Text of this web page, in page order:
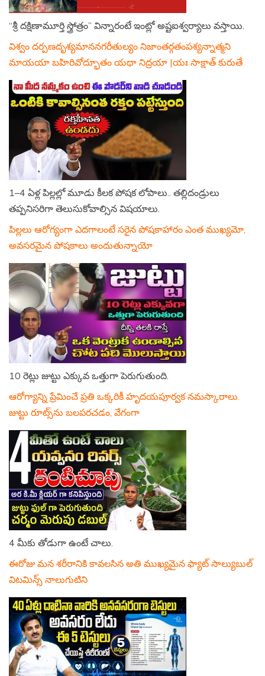
“శ్రీ దక్షిణామూర్తి స్త్రోత్రం” విన్నారంటే ఇంట్లో అష్టఐశ్వర్యాలు వస్తాయి.
విశ్వం దర్పణదృశ్యమాననగరీతుల్యం నిజాంతర్గతంపశ్యన్నాత్మని
మాయయా బహిరివోద్భూతం యథా నిద్రయా |యః సాక్షాత్ కురుతే
1–4 ఏళ్ల పిల్లల్లో మూడు కీలక పోషక లోపాలు.. తల్లిదండ్రులు
తప్పనిసరిగా తెలుసుకోవాల్సిన విషయాలు.
పిల్లలు ఆరోగ్యంగా ఎదగాలంటే సరైన పోషకాహారం ఎంత ముఖ్యమో,
అవసరమైన పోషకాలు అందుతున్నాయో
10 రెట్లు జుట్టు ఎక్కువ ఒత్తుగా పెరుగుతుంది.
ఆరోగ్యాన్ని ప్రేమించే ప్రతి ఒక్కరికీ హృదయపూర్వక నమస్కారాలు.
జుట్టు రూట్స్‌ను బలపరచడం, వేగంగా
4 మీకు తోడుగా ఉంటే చాలు.
ఈరోజు మన శరీరానికి కావలసిన అతి ముఖ్యమైన ఫ్యాట్ సాల్యుబుల్
విటమిన్స్ నాలుగుటిని